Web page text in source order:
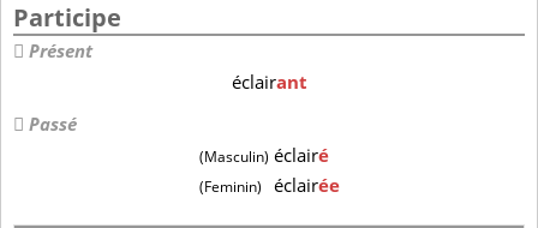
Participe
Présent
éclairant
Passé
(Masculin) éclairé
(Feminin) éclairée